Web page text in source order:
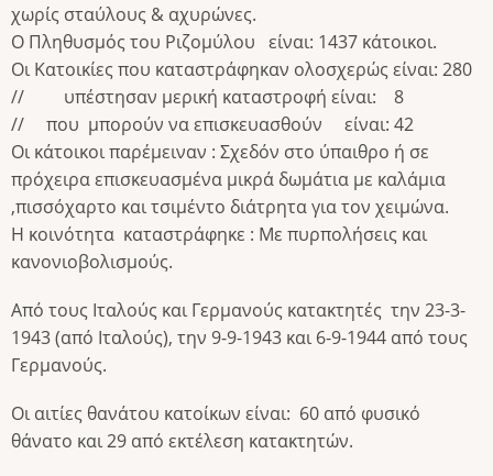
χωρίς σταύλους & αχυρώνες.
Ο Πληθυσμός του Ριζομύλου είναι: 1437 κάτοικοι.
Οι Κατοικίες που καταστράφηκαν ολοσχερώς είναι: 280
// υπέστησαν μερική καταστροφή είναι: 8
// που μπορούν να επισκευασθούν είναι: 42
Οι κάτοικοι παρέμειναν : Σχεδόν στο ύπαιθρο ή σε
πρόχειρα επισκευασμένα μικρά δωμάτια με καλάμια
,πισσόχαρτο και τσιμέντο διάτρητα για τον χειμώνα.
Η κοινότητα καταστράφηκε : Με πυρπολήσεις και
κανονιοβολισμούς.
Από τους Ιταλούς και Γερμανούς κατακτητές την 23-3-
1943 (από Ιταλούς), την 9-9-1943 και 6-9-1944 από τους
Γερμανούς.
Οι αιτίες θανάτου κατοίκων είναι: 60 από φυσικό
θάνατο και 29 από εκτέλεση κατακτητών.